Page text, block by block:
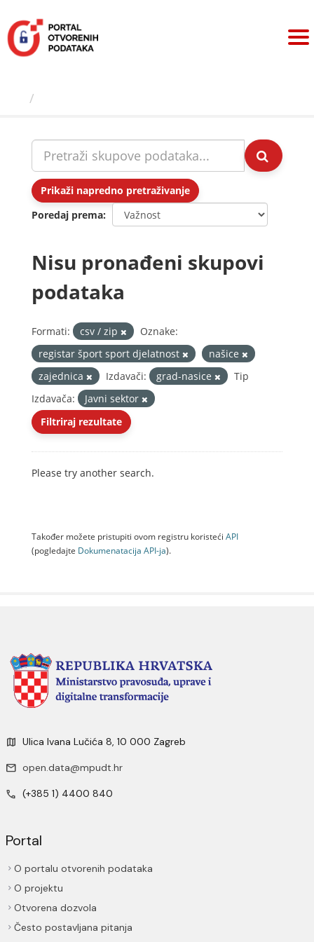
sadržaj
Prikaži napredno pretraživanje
Poredaj prema
Nisu pronađeni skupovi
podataka
Formati: csv / zip
Oznake:
registar šport sport djelatnost
našice
zajednica
Izdavači: grad-nasice
Tip
Izdavača:
Javni sektor
Filtriraj rezultate
Please try another search.
Također možete pristupiti ovom registru koristeći API
(pogledajte Dokumenаtаcijа API-jа).